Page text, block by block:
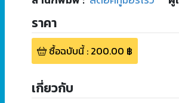
ราคา
ซื้อฉบับนี้: 200.00 ฿
เกี่ยวกับ